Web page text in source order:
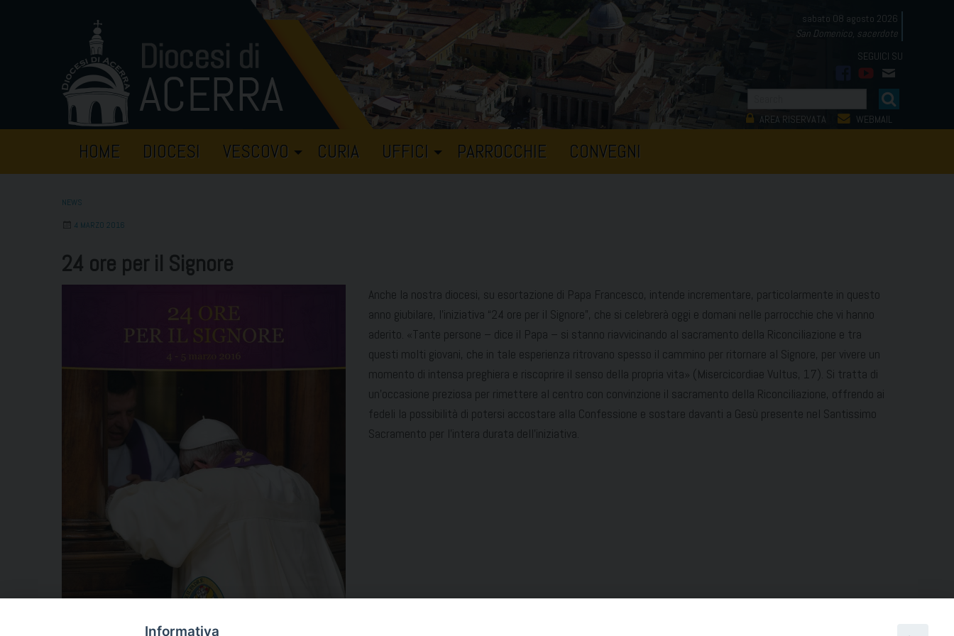
sabato 08 agosto 2026
San Domenico, sacerdote
facebook
youtube
mail
AREA RISERVATA WEBMAIL
HOME DIOCESI VESCOVO CURIA UFFICI PARROCCHIE CONVEGNI
NEWS
4 MARZO 2016
24 ore per il Signore
Anche la nostra diocesi, su esortazione di Papa Francesco, intende incrementare, particolarmente in questo
anno giubilare, l’iniziativa “24 ore per il Signore”, che si celebrerà oggi e domani nelle parrocchie che vi hanno
aderito. «Tante persone – dice il Papa – si stanno riavvicinando al sacramento della Riconciliazione e tra
questi molti giovani, che in tale esperienza ritrovano spesso il cammino per ritornare al Signore, per vivere un
momento di intensa preghiera e riscoprire il senso della propria vita» (Misercicordiae Vultus, 17). Si tratta di
un’occasione preziosa per rimettere al centro con convinzione il sacramento della Riconciliazione, offrendo ai
fedeli la possibilità di potersi accostare alla Confessione e sostare davanti a Gesù presente nel Santissimo
Sacramento per l’intera durata dell’iniziativa.
Informativa